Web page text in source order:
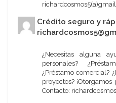
Crédito seguro y
¿Necesitas alguna
personales?
¿Préstamo comercial?
proyectos?
Contacto: